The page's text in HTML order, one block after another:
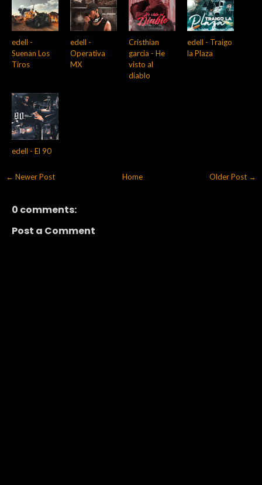
edell -
Suenan Los
Tiros
edell -
Operativa
MX
Cristhian
garcia - He
visto al
diablo
edell - Traigo
la Plaza
edell - El 90
← Newer Post Older Post →
Home
0 comments:
Post a Comment